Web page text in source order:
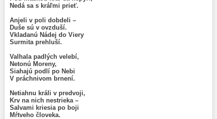
Nedá sa s kráľmi prieť.
Anjeli v poli dobdeli –
Duše sú v ovzduší.
Vkladanú Nádej do Viery
Surmita prehluší.
Valhala padlých velebí,
Netonú Moreny,
Siahajú podlí po Nebi
V práchnivom brnení.
Netiahnu králi v predvoji,
Krv na nich nestrieka –
Salvami kriesia po boji
Mŕtveho človeka.